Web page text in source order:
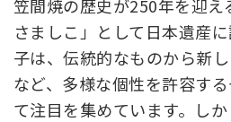
笠間焼の歴史が250年を迎
さましこ」として日本遺産
子は、伝統的なものから新
など、多様な個性を許容す
て注目を集めています。し